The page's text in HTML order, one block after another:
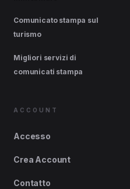
Comunicato stampa sul
turismo
Migliori servizi di
comunicati stampa
ACCOUNT
Accesso
Crea Account
Contatto